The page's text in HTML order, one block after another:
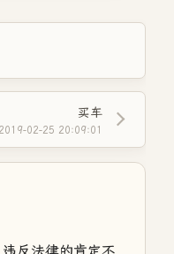
买车
2019-02-25 20:09:01